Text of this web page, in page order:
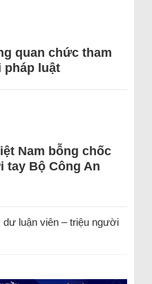
quan chức tham
pháp luật
Nam bỗng chốc
tay Bộ Công An
dư luận viên – triệu người